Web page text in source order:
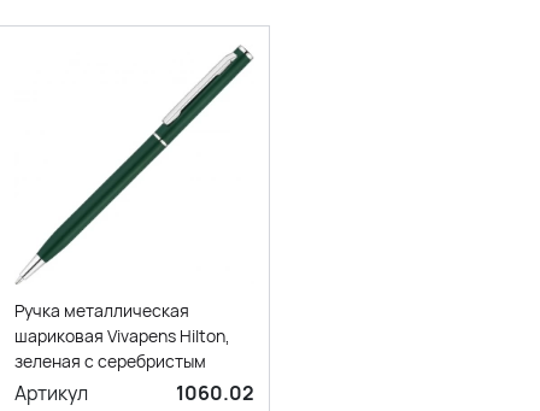
Ручка металлическая
шариковая Vivapens Hilton,
зеленая с серебристым
Артикул
1060.02